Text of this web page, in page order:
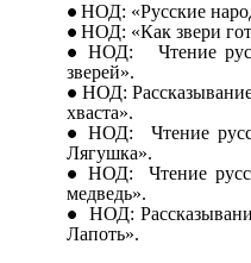
НОД: «Русские
НОД: «Как звери
НОД: Чтение
зверей».
НОД:
хваста».
НОД: Чтение
Лягушка».
НОД: Чтение
медведь».
НОД:
Лапоть».